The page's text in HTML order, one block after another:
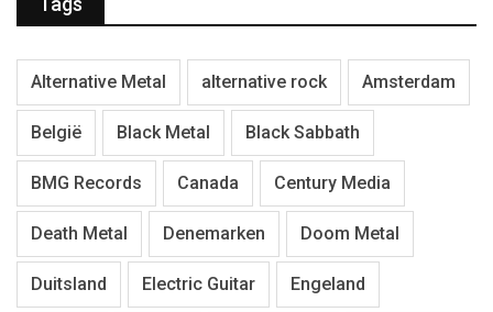
Alternative Metal alternative rock Amsterdam
België Black Metal Black Sabbath
BMG Records Canada Century Media
Death Metal Denemarken Doom Metal
Duitsland Electric Guitar Engeland